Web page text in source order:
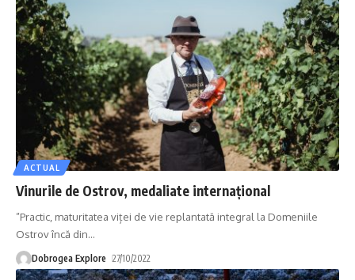
ACTUAL
Vinurile de Ostrov, medaliate internațional
”Practic, maturitatea viței de vie replantată integral la Domeniile
Ostrov încă din…
Dobrogea Explore 27/10/2022